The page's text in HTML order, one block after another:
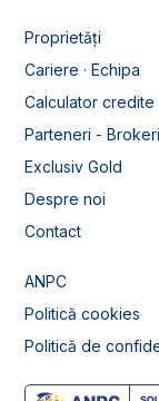
Proprietăți
Cariere · Echipa
Calculator credite
Parteneri -
Exclusiv Gold
Despre noi
Contact
ANPC
Politică cookies
Politică de